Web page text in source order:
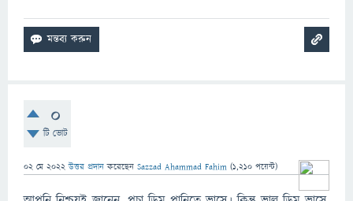
0
টি ভোট
02 মে 2022 উত্তর প্রদান করেছেন Sazzad Ahammad Fahim (1,210 পয়েন্ট)